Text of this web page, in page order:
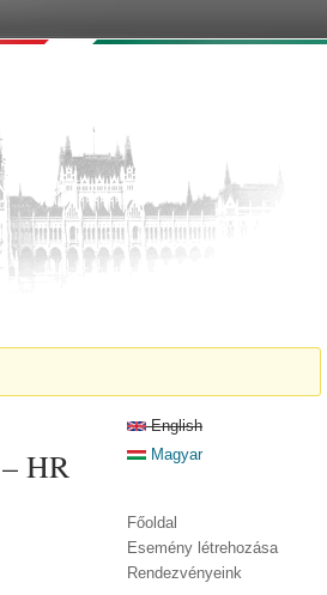
HR
English
Magyar
Főoldal
Esemény létrehozása
Rendezvényeink